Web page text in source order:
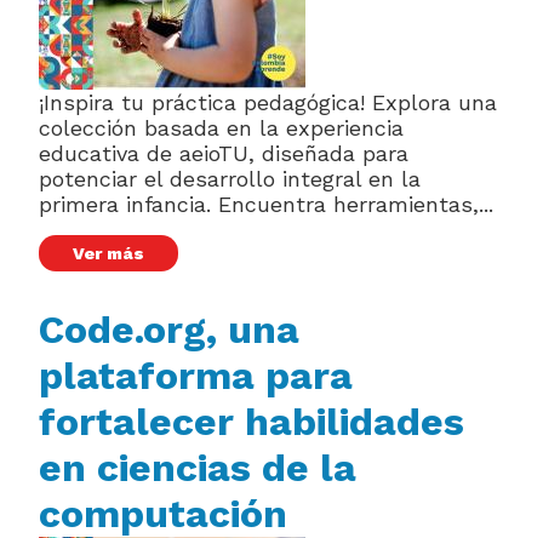
¡Inspira tu práctica pedagógica! Explora una
colección basada en la experiencia
educativa de aeioTU, diseñada para
potenciar el desarrollo integral en la
primera infancia. Encuentra herramientas,...
Ver más
Code.org, una
plataforma para
fortalecer habilidades
en ciencias de la
computación